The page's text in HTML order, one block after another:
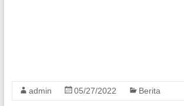
admin 05/27/2022 Berita